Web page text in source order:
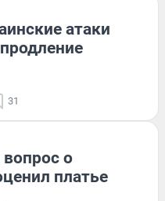
атаки
31
о
платье